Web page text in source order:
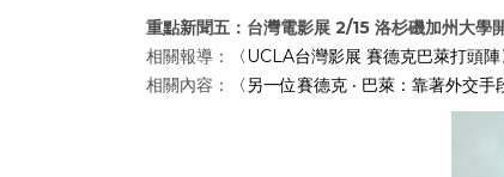
重點新聞五：台灣電影展 2/15 洛杉磯加州大學
相關報導：
〈UCLA台灣影展 賽德克巴萊打頭陣
相關內容：
〈另一位賽德克 ‧ 巴萊：靠著外交